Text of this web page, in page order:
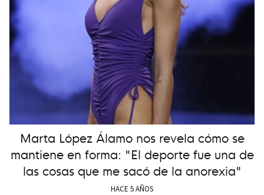
Marta López Álamo nos revela cómo se
mantiene en forma: "El deporte fue una de
las cosas que me sacó de la anorexia"
HACE 5 AÑOS